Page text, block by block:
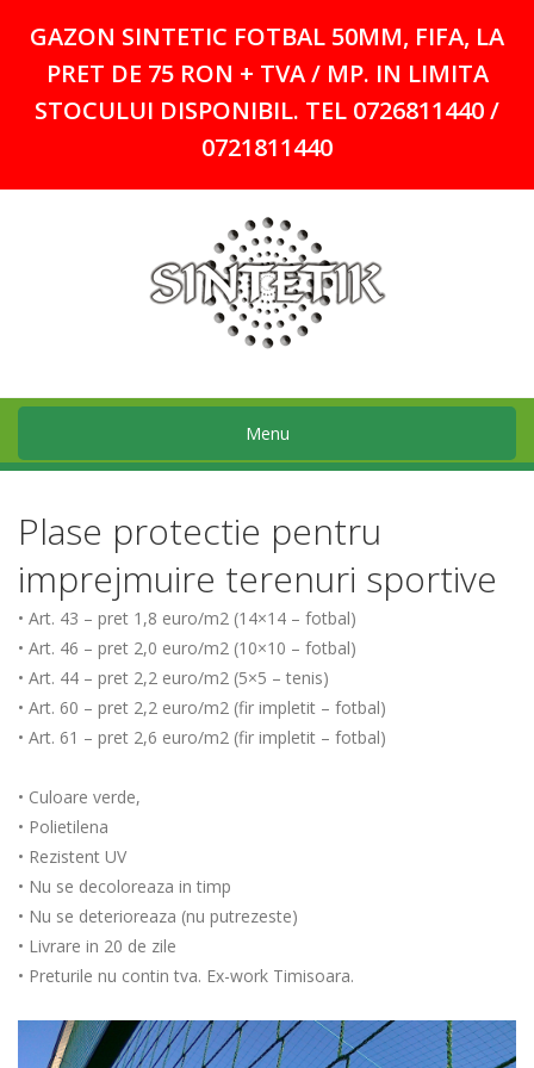
GAZON SINTETIC FOTBAL 50MM, FIFA, LA
PRET DE 75 RON + TVA / MP. IN LIMITA
STOCULUI DISPONIBIL. TEL 0726811440 /
0721811440
Menu
Plase protectie pentru
imprejmuire terenuri sportive
• Art. 43 – pret 1,8 euro/m2 (14×14 – fotbal)
• Art. 46 – pret 2,0 euro/m2 (10×10 – fotbal)
• Art. 44 – pret 2,2 euro/m2 (5×5 – tenis)
• Art. 60 – pret 2,2 euro/m2 (fir impletit – fotbal)
• Art. 61 – pret 2,6 euro/m2 (fir impletit – fotbal)
• Culoare verde,
• Polietilena
• Rezistent UV
• Nu se decoloreaza in timp
• Nu se deterioreaza (nu putrezeste)
• Livrare in 20 de zile
• Preturile nu contin tva. Ex-work Timisoara.